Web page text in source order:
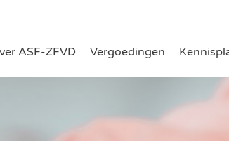
ASF-ZFVD Vergoedingen